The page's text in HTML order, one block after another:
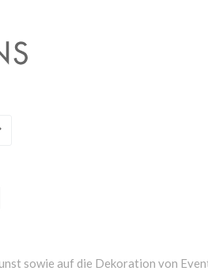
sowie auf die Dekoration von